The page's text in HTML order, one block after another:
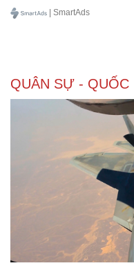
| SmartAds
QUÂN SỰ - QUỐC